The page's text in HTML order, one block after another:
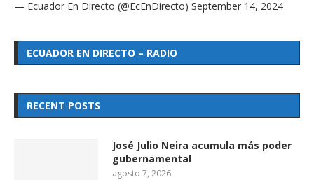
— Ecuador En Directo (@EcEnDirecto) September 14, 2024
ECUADOR EN DIRECTO – RADIO
RECENT POSTS
José Julio Neira acumula más poder
gubernamental
agosto 7, 2026